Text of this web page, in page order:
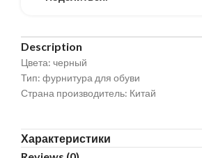
Description
Цвета: черный
Тип: фурнитура для обуви
Страна производитель: Китай
Характеристики